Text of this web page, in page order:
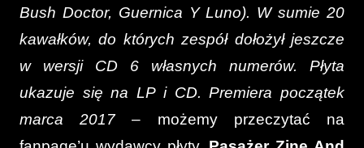
Bush Doctor, Guernica Y Luno). W sumie 20
kawałków, do których zespół dołożył jeszcze
w wersji CD 6 własnych numerów. Płyta
ukazuje się na LP i CD. Premiera początek
marca 2017– możemy przeczytać na